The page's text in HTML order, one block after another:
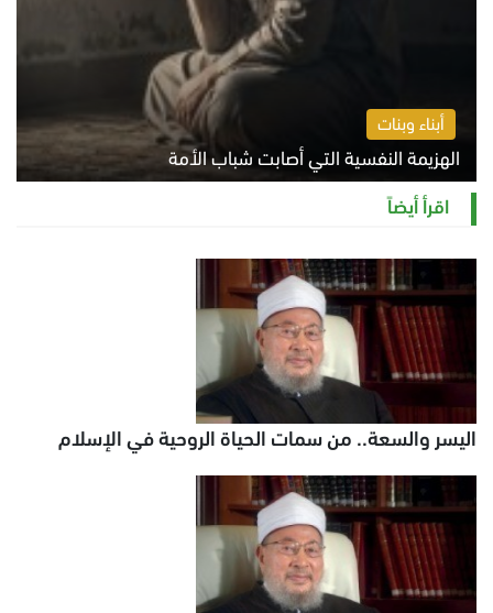
أبناء وبنات
الهزيمة النفسية التي أصابت شباب الأمة
الخميس 6 أغسطس 2026 11:12 ص
اقرأ أيضاً
اليسر والسعة.. من سمات الحياة الروحية في الإسلام